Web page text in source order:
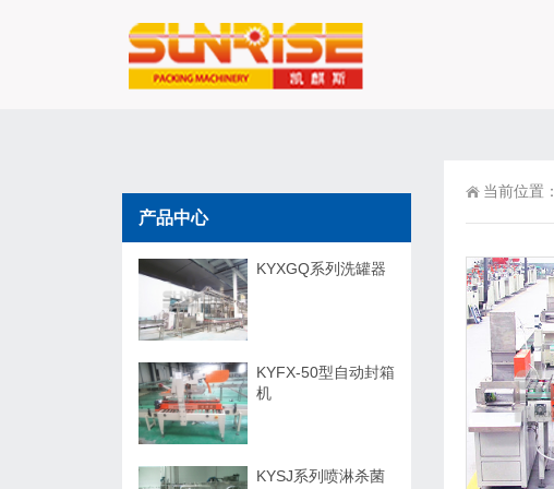
当前位置：
产品中心
KYXGQ系列洗罐器
KYFX-50型自动封箱
机
KYSJ系列喷淋杀菌